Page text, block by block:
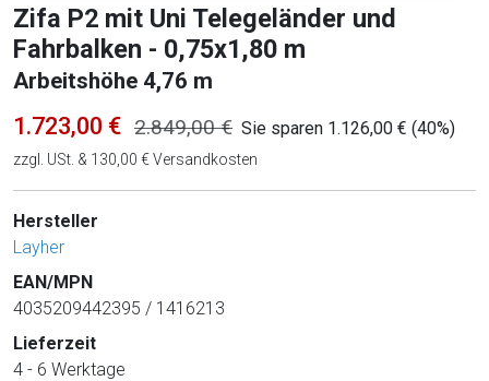
Zifa P2 mit Uni Telegeländer und
Fahrbalken - 0,75x1,80 m
Arbeitshöhe 4,76 m
1.723,00 € 2.849,00 € Sie sparen 1.126,00 € (40%)
zzgl. USt. & 130,00 € Versandkosten
Hersteller
Layher
EAN/MPN
4035209442395 / 1416213
Lieferzeit
4 - 6 Werktage